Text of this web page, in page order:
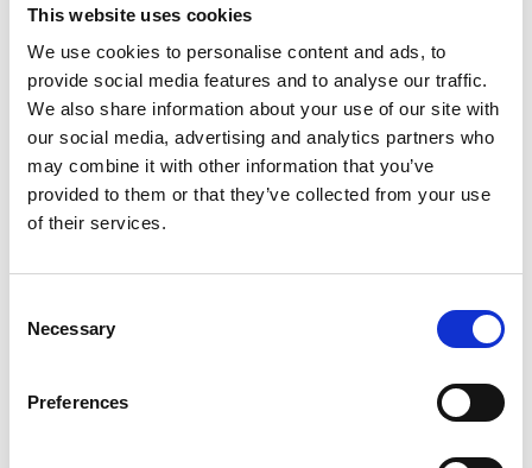
This website uses cookies
We use cookies to personalise content and ads, to
provide social media features and to analyse our traffic.
We also share information about your use of our site with
our social media, advertising and analytics partners who
may combine it with other information that you’ve
provided to them or that they’ve collected from your use
of their services.
Selection
Necessary
Preferences
ProCyoN
ProCyoN Clicker met ring
zelfde werkdag verzonden